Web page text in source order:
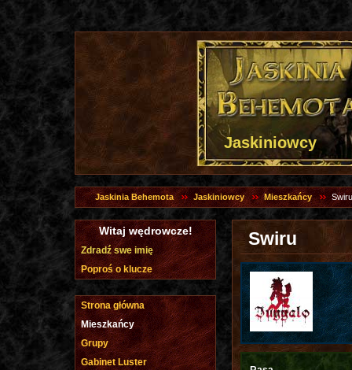
Jaskiniowcy
Jaskinia Behemota Jaskiniowcy Mieszkańcy Swiru
Swiru
Witaj wędrowcze!
Zdradź swe imię
Poproś o klucze
Strona główna
Mieszkańcy
Grupy
Gabinet Luster